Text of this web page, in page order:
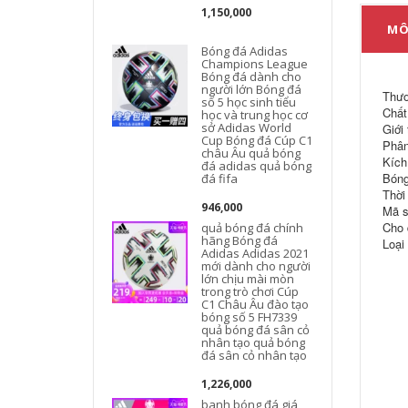
1,150,000
Bóng đá Adidas
Champions League
Bóng đá dành cho
người lớn Bóng đá
số 5 học sinh tiểu
học và trung học cơ
sở Adidas World
Cup Bóng đá Cúp C1
châu Âu quả bóng
đá adidas quả bóng
đá fifa
946,000
quả bóng đá chính
hãng Bóng đá
Adidas Adidas 2021
mới dành cho người
lớn chịu mài mòn
trong trò chơi Cúp
C1 Châu Âu đào tạo
bóng số 5 FH7339
quả bóng đá sân cỏ
nhân tạo quả bóng
đá sân cỏ nhân tạo
1,226,000
banh bóng đá giá
Giới
Mã
Cho